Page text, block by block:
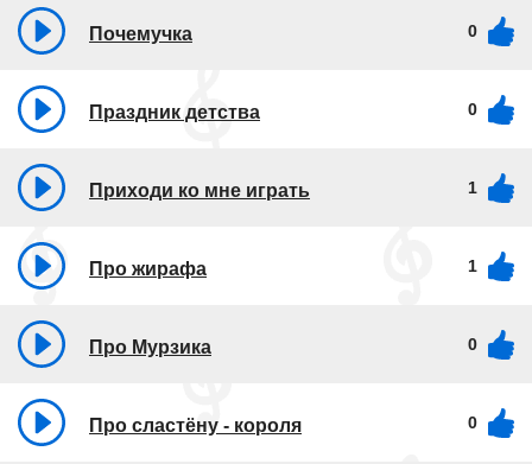
Почемучка 0
Праздник детства 0
Приходи ко мне играть 1
Про жирафа 1
Про Мурзика 0
Про сластёну - короля 0